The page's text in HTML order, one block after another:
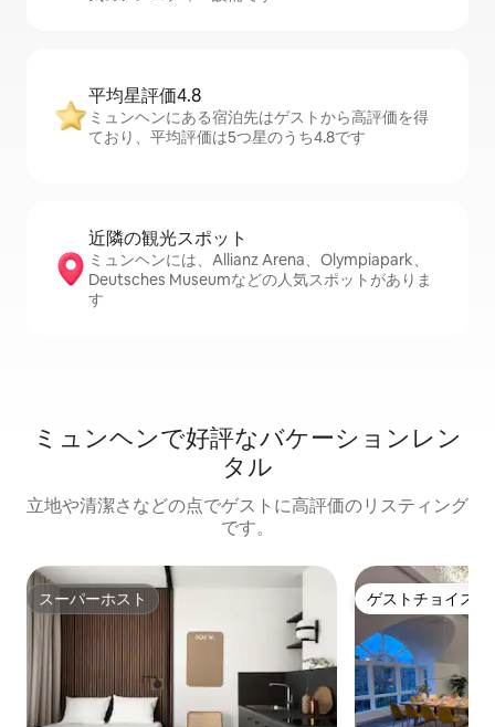
平均星評価4.8
ミュンヘンにある宿泊先はゲストから高評価を得
ており、平均評価は5つ星のうち4.8です
近隣の観光ス⁠ポ⁠ッ⁠ト
ミュンヘンには、Allianz Arena、Olympiapark、
Deutsches Museumなどの人気スポットがありま
す
ミュンヘンで好評なバケーションレン
タル
立地や清潔さなどの点でゲストに高評価のリスティング
です。
スーパーホスト
スーパーホスト ゲストチョイス
ゲストチョイス